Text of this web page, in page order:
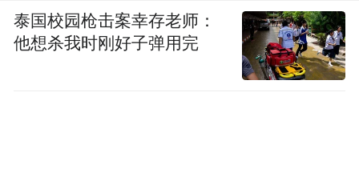
泰国校园枪击案幸存老师：
他想杀我时刚好子弹用完